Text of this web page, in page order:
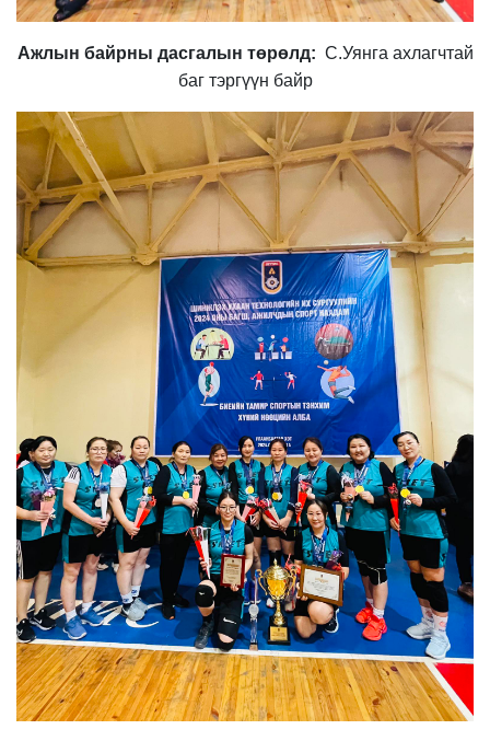
Ажлын байрны дасгалын төрөлд: С.Уянга ахлагчтай
баг тэргүүн байр